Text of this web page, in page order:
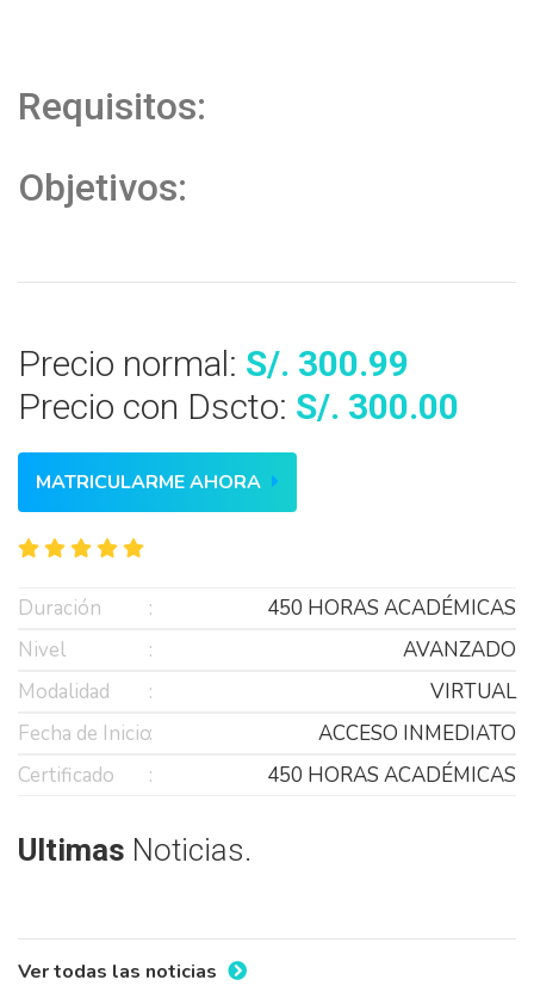
Requisitos:
Objetivos:
Precio normal: S/. 300.99
Precio con Dscto: S/. 300.00
MATRICULARME AHORA
Duración
450 HORAS ACADÉMICAS
Nivel
AVANZADO
Modalidad
VIRTUAL
Fecha de Inicio
ACCESO INMEDIATO
Certificado
450 HORAS ACADÉMICAS
Ultimas Noticias.
Ver todas las noticias